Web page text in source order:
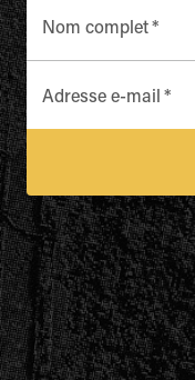
Nom complet*
Adresse e-mail *